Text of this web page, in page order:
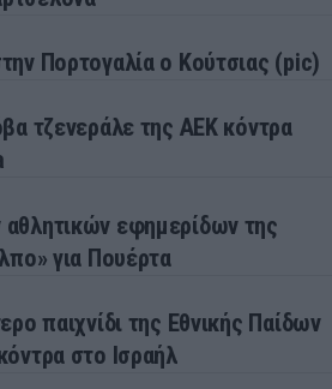
Πορτογαλία ο Κούτσιας (pic)
τζενεράλε της ΑΕΚ κόντρα
εφημερίδων της
για Πουέρτα
παιχνίδι της Εθνικής Παίδων
στο Ισραήλ